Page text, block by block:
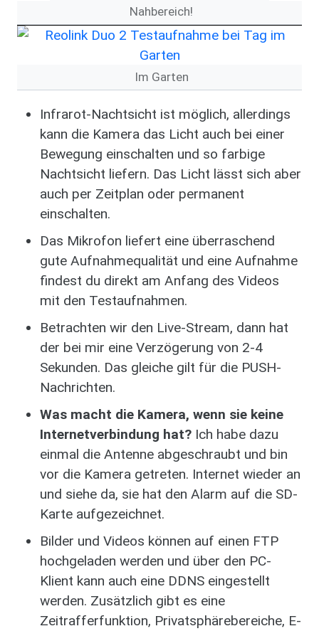
Nahbereich!
Bild
Im Garten
Infrarot-Nachtsicht ist möglich, allerdings
kann die Kamera das Licht auch bei einer
Bewegung einschalten und so farbige
Nachtsicht liefern. Das Licht lässt sich aber
auch per Zeitplan oder permanent
einschalten.
Das Mikrofon liefert eine überraschend
gute Aufnahmequalität und eine Aufnahme
findest du direkt am Anfang des Videos
mit den Testaufnahmen.
Betrachten wir den Live-Stream, dann hat
der bei mir eine Verzögerung von 2-4
Sekunden. Das gleiche gilt für die PUSH-
Nachrichten.
Was macht die Kamera, wenn sie keine
Internetverbindung hat? Ich habe dazu
einmal die Antenne abgeschraubt und bin
vor die Kamera getreten. Internet wieder an
und siehe da, sie hat den Alarm auf die SD-
Karte aufgezeichnet.
Bilder und Videos können auf einen FTP
hochgeladen werden und über den PC-
Klient kann auch eine DDNS eingestellt
werden. Zusätzlich gibt es eine
Zeitrafferfunktion, Privatsphärebereiche, E-